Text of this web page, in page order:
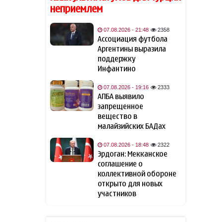
11:13
Фон дер Ляйен захотела
пресечь доходы России «со
всех сторон»
США закупит боевые лазеры
против дронов
10:44
NYT узнала о поиске США
кандидата на пост главы
Кубы по венесуэльскому
сценарию
10:24
Премьер-министр Армении: В
ближайшее время мы
приступим к практической
реализации проекта TRIPP
Пашинян: Страница
конфликта между Арменией
неприемлем
07.08.2026 - 21:48 2358
Ассоциация футбола
Аргентины выразила
поддержку
Инфантино
07.08.2026 - 19:16 2333
АПБА выявило
запрещенное
вещество в
малайзийских БАДах
07.08.2026 - 18:48 2322
Эрдоган: Мекканское
соглашение о
коллективной обороне
открыто для новых
участников